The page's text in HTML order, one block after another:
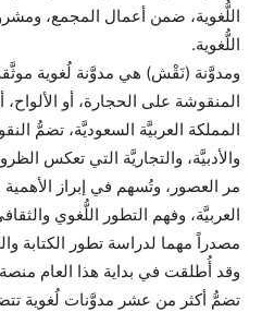
اللُّغوية، ضمن أعمال المجمع،
اللُّغوية.
ومدوَّنة (نَقْش) هي مدوَّنة لُغوية
المنقوشة على الحجارة، أو
المملكة العربيَّة السعوديَّة، تضمُّ
والأدبيَّة، والتجاريَّة التي تعكس
مر العصور، وتُسهم في إبراز الأهمية
العربيَّة، وفهم التطور اللُّغوي
مصدراً مهما لدراسة تطور الكتابة
وقد أُطلقت في بداية هذا العام
تضمُّ أكثر من عشر مدوَّنات لُغوية